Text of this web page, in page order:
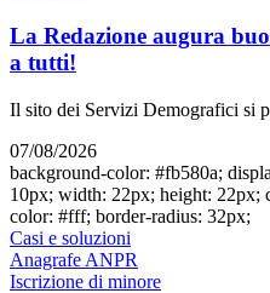
La Redazione augura
a tutti!
Il sito dei Servizi Demografici si
07/08/2026
background-color: #fb580a;
10px; width: 22px; height: 22px;
color: #fff; border-radius: 32px;
Casi e soluzioni
Anagrafe ANPR
Iscrizione di minore